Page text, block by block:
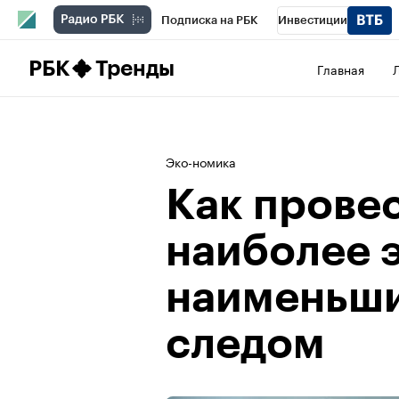
Подписка на РБК Инвестиции
РБК Тренды Главная
Эко-номика
Как
наиболее
следом